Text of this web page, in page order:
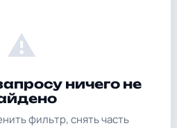
⚠
ничего не
фильтр, снять часть